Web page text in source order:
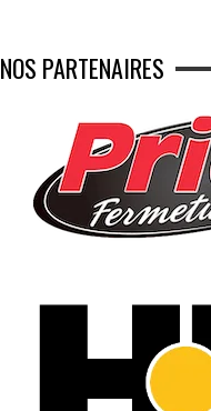
NOS PARTENAIRES